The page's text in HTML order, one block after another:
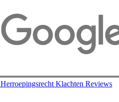
Herroepingsrecht Klachten Reviews